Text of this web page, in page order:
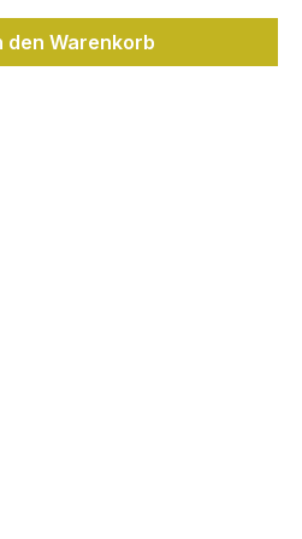
Wert
den Warenkorb